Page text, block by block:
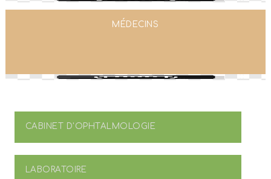
MÉDECINS
CABINET D'OPHTALMOLOGIE
LABORATOIRE